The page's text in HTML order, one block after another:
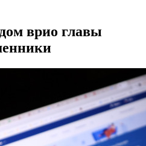
врио главы